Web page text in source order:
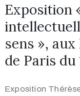
Exposition
sens »,
de Paris du
Exposition